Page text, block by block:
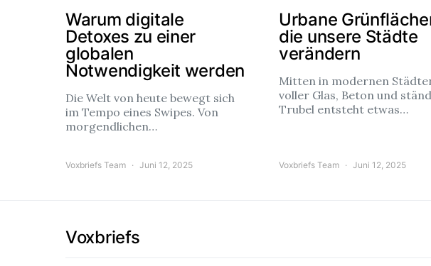
Warum digitale
Detoxes zu einer
globalen
Notwendigkeit werden
Die Welt von heute bewegt sich
im Tempo eines Swipes. Von
morgendlichen…
Voxbriefs Team Juni 12, 2025
Urbane
die unsere Städte
verändern
Mitten in modernen
voller Glas, Beton und
Trubel entsteht etwas…
Voxbriefs Team Juni 12, 2025
Voxbriefs